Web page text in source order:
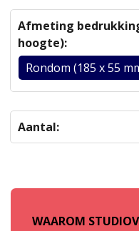
Afmeting
hoogte):
Rondom (185 x 55
Aantal:
WAAROM